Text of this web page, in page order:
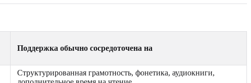
Поддержка обычно сосредоточена на
Структурированная грамотность, фонетика, аудиокниги,